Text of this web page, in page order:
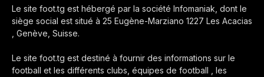
Le site foot.tg est hébergé par la société Infomaniak, dont le
siège social est situé à 25 Eugène-Marziano 1227 Les Acacias
, Genève, Suisse.
Le site foot.tg est destiné à fournir des informations sur le
football et les différents clubs, équipes de football , les